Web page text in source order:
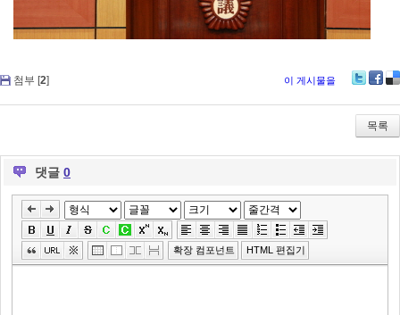
첨부 [2] 이 게시물을
itte ce
bo
ok
lici
ou
s
목록
댓글 0
도
확장 컴포넌트 HTML 편집기